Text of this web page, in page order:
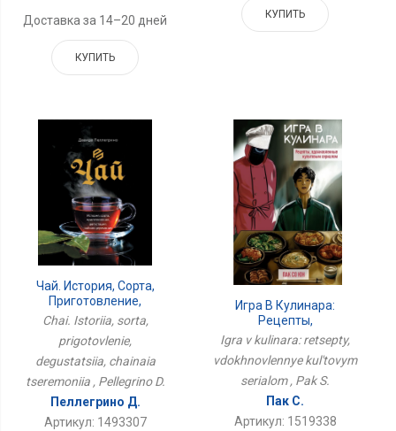
Доставка за 14–20 дней
КУПИТЬ
КУПИТЬ
Чай. История, Сорта,
Приготовление,
Дегустация, Чайная
Церемония
Chai. Istoriia, sorta,
prigotovlenie,
degustatsiia, chainaia
tseremoniia , Pellegrino D.
Пеллегрино Д.
Артикул: 1493307
Игра В Кулинара:
Рецепты,
Вдохновленные
Культовым Сериалом
Igra v kulinara: retsepty,
vdokhnovlennye kul'tovym
serialom , Pak S.
Пак С.
Артикул: 1519338